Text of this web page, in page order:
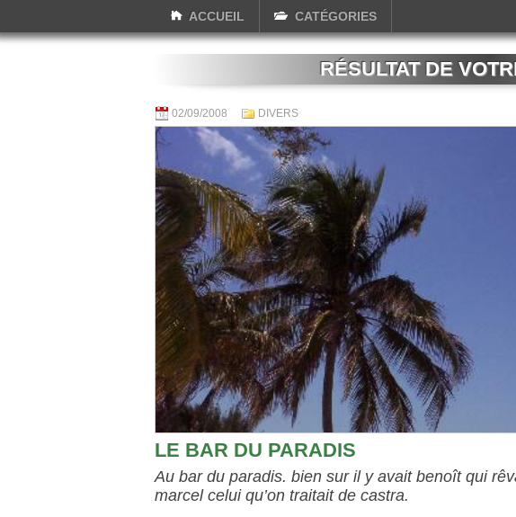
ACCUEIL CATÉGORIES
RÉSULTAT DE
02/09/2008 DIVERS
LE BAR DU PARADIS
Au bar du paradis. bien sur il y avait benoît qui
marcel celui qu’on traitait de castra.